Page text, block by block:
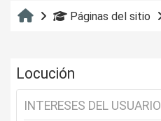
InicioPáginas del sitio
Locución
INTERESES DEL USUARIO